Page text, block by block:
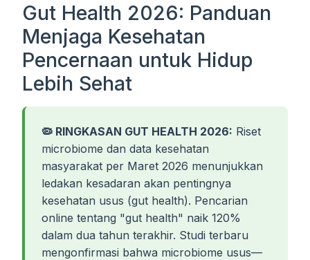
Gut Health 2026: Panduan
Menjaga Kesehatan
Pencernaan untuk Hidup
Lebih Sehat
🦠 RINGKASAN GUT HEALTH 2026: Riset
microbiome dan data kesehatan
masyarakat per Maret 2026 menunjukkan
ledakan kesadaran akan pentingnya
kesehatan usus (gut health). Pencarian
online tentang "gut health" naik 120%
dalam dua tahun terakhir. Studi terbaru
mengonfirmasi bahwa microbiome usus—